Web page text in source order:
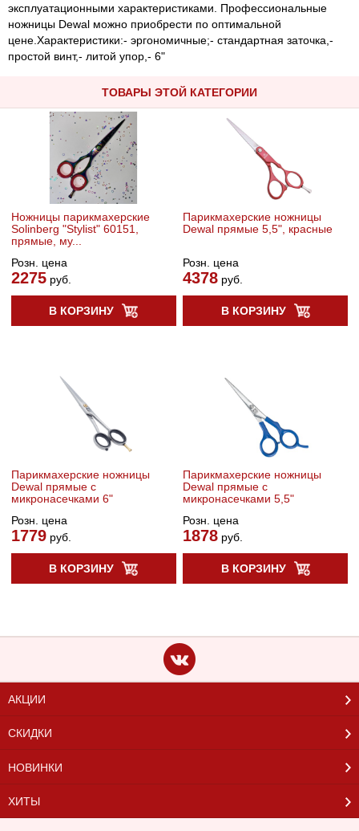
эксплуатационными характеристиками. Профессиональные
ножницы Dewal можно приобрести по оптимальной
цене.Характеристики:- эргономичные;- стандартная заточка,-
простой винт,- литой упор,- 6"
ТОВАРЫ ЭТОЙ КАТЕГОРИИ
Ножницы парикмахерские
Solinberg "Stylist" 60151,
прямые, му...
Розн. цена
2275руб.
В КОРЗИНУ
Парикмахерские ножницы
Dewal прямые 5,5", красные
Розн. цена
4378 руб.
В КОРЗИНУ
Парикмахерские ножницы
Dewal прямые с
микронасечками 6"
Розн. цена
1779руб.
В КОРЗИНУ
Парикмахерские ножницы
Dewal прямые с
микронасечками 5,5"
Розн. цена
1878 руб.
В КОРЗИНУ
АКЦИИ
СКИДКИ
НОВИНКИ
ХИТЫ